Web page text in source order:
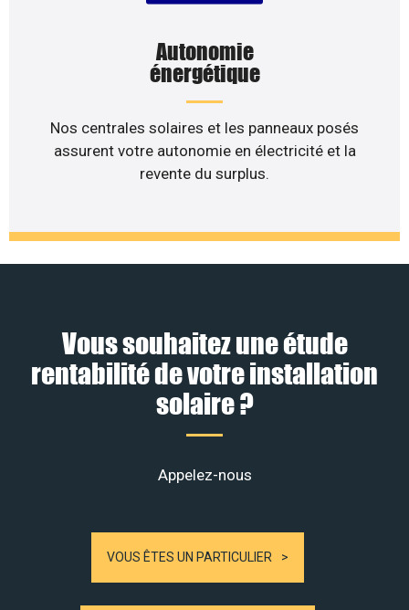
Autonomie
énergétique
Nos centrales solaires et les panneaux posés
assurent votre autonomie en électricité et la
revente du surplus.
Vous souhaitez une étude
rentabilité de votre installation
solaire ?
Appelez-nous
VOUS ÊTES UN PARTICULIER